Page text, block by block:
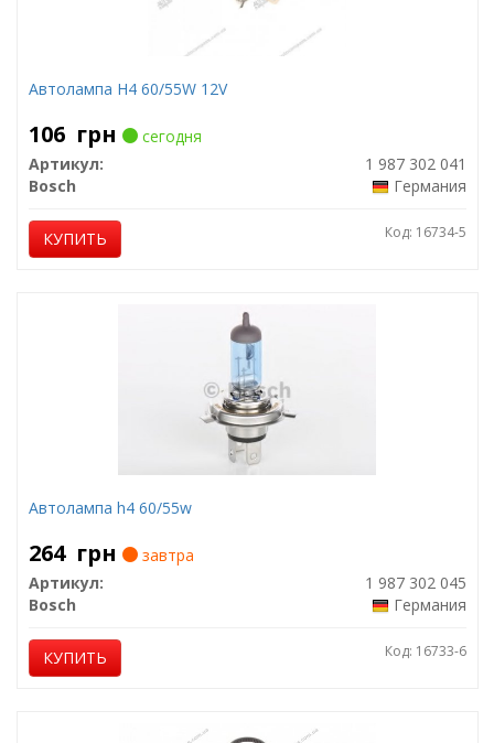
Автолампа H4 60/55W 12V
106 грн
сегодня
Артикул:
1 987 302 041
Bosch
Германия
КУПИТЬ Код: 16734-5
Автолампа h4 60/55w
264 грн
завтра
Артикул:
1 987 302 045
Bosch
Германия
КУПИТЬ Код: 16733-6